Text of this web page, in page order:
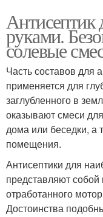
Антисептик
руками.
солевые
Часть составов для
применяется для
заглубленного в
оказывают смеси
дома или беседки, а
помещения.
Антисептики для
представляют
отработанного
Достоинства